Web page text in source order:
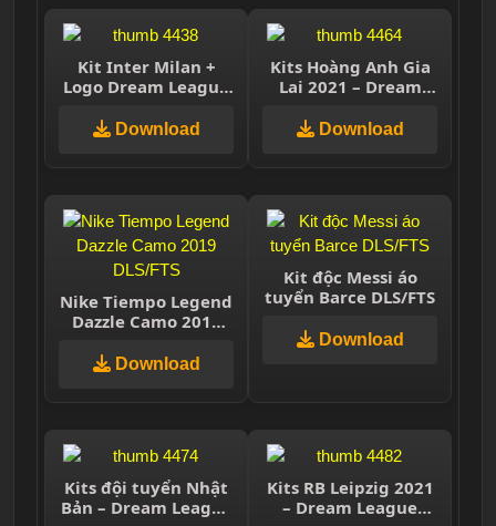
Kit Inter Milan +
Logo Dream League
Download
Kits Hoàng Anh Gia
Lai 2021 – Dream
Download
Nike Tiempo Legend
Dazzle Camo 2019
Download
Kit độc Messi áo
tuyển Barce DLS/FTS
Download
Kits đội tuyển Nhật
Bản – Dream League
Kits RB Leipzig 2021
– Dream League